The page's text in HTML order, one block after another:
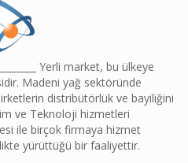
Yerli market, bu ülkeye
Madeni yağ sektöründe
distribütörlük ve bayiliğini
ve Teknoloji hizmetleri
ile birçok firmaya hizmet
yürüttüğü bir faaliyettir.